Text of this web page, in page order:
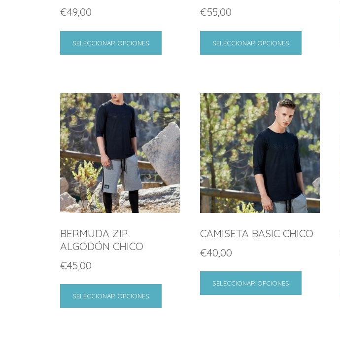
€49,00
SELECCIONAR OPCIONES
€55,00
SELECCIONAR OPCIONES
BERMUDA ZIP
ALGODÓN CHICO
€45,00
SELECCIONAR OPCIONES
CAMISETA BASIC CHICO
€40,00
SELECCIONAR OPCIONES